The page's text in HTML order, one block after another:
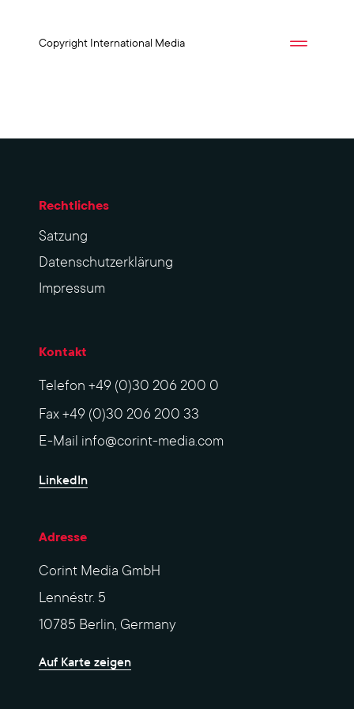
Copyright International Media
Rechtliches
Sat­zung
Datenschutzerklärung
Impres­sum
Kontakt
Telefon +49 (0)30 206 200 0
Fax+49 (0)30 206 200 33
E-Mail info@corint-media.com
LinkedIn
Adresse
Corint Media GmbH
Lennéstr. 5
10785 Berlin, Germany
Auf Karte zeigen